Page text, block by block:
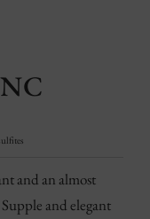
and an almost
and elegant